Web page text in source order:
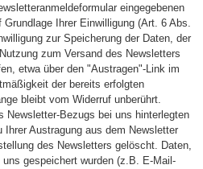
eingegebenen
Ihrer Einwilligung (Art. 6 Abs.
zur Speicherung der Daten, der
zum Versand des Newsletters
etwa über den "Austragen"-Link im
der bereits erfolgten
bleibt vom Widerruf unberührt.
Newsletter-Bezugs bei uns hinterlegten
Ihrer Austragung aus dem Newsletter
des Newsletters gelöscht. Daten,
gespeichert wurden (z.B. E-Mail-